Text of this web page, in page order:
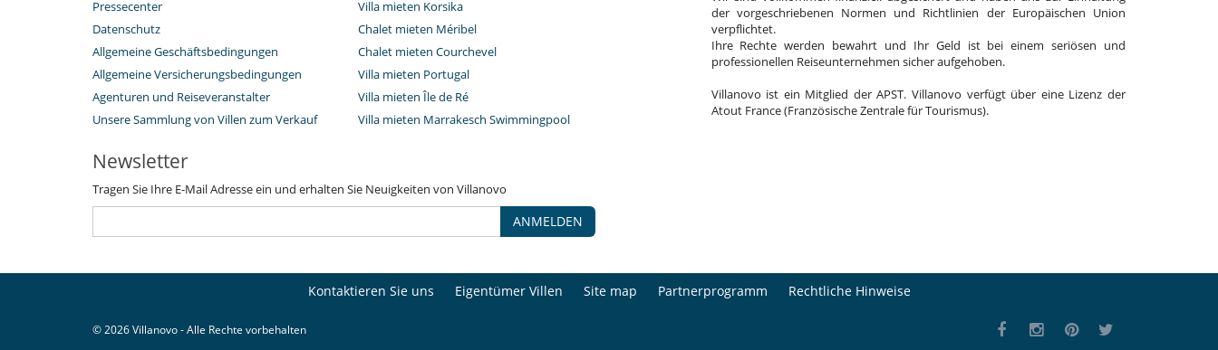
Pressecenter
Datenschutz
Allgemeine Geschäftsbedingungen
Allgemeine Versicherungsbedingungen
Agenturen und Reiseveranstalter
Unsere Sammlung von Villen zum Verkauf
Villa mieten Korsika
Chalet mieten Méribel
Chalet mieten Courchevel
Villa mieten Portugal
Villa mieten Île de Ré
Villa mieten Marrakesch Swimmingpool
der vorgeschriebenen Normen und Richtlinien der Europäischen Union
verpflichtet.
Ihre Rechte werden bewahrt und Ihr Geld ist bei einem seriösen und
professionellen Reiseunternehmen sicher aufgehoben.
Villanovo ist ein Mitglied der APST. Villanovo verfügt über eine Lizenz der
Atout France (Französische Zentrale für Tourismus).
Newsletter
Tragen Sie Ihre E-Mail Adresse ein und erhalten Sie Neuigkeiten von Villanovo
ANMELDEN
Kontaktieren Sie uns Eigentümer Villen Site map Partnerprogramm Rechtliche Hinweise
© 2026 Villanovo - Alle Rechte vorbehalten